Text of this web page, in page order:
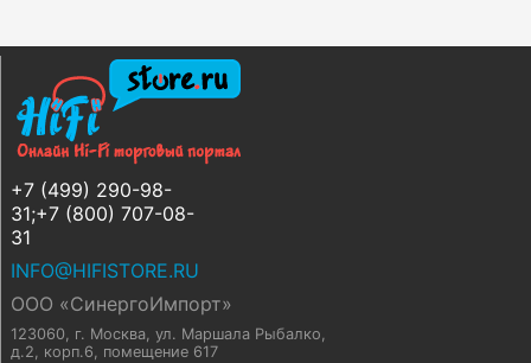
+7 (499) 290-98-
31;+7 (800) 707-08-
31
INFO@HIFISTORE.RU
ООО «СинергоИмпорт»
123060, г. Москва, ул. Маршала Рыбалко,
д.2, корп.6, помещение 617